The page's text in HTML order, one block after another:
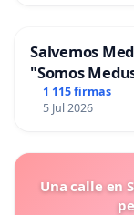
Salvemos
"Somos
1 115 firmas
5 Jul 2026
Una calle en